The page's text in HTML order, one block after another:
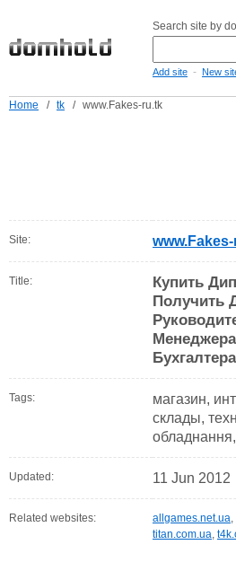
Search site by
Add site - New
Home / tk / www.Fakes-ru.tk
Site:
Title:
Купить
Получить
Tags:
магазин,
склады,
Updated: 11 Jun 2012
Related websites: allgames.net.ua,
titan.com.ua,